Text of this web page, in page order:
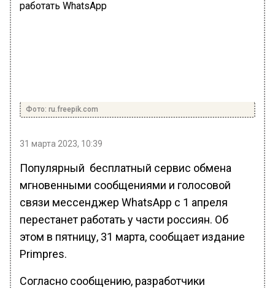
Фото: ru.freepik.com
31 марта 2023, 10:39
Популярный бесплатный сервис обмена
мгновенными сообщениями и голосовой
связи мессенджер WhatsApp с 1 апреля
перестанет работать у части россиян. Об
этом в пятницу, 31 марта, сообщает издание
Primpres.
Согласно сообщению, разработчики